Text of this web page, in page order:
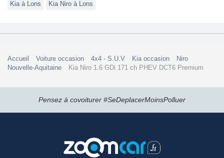
Kia à Lons Kia Niro à Lons
Accueil Voiture occasion 4x4 - S.U.V Kia occasion
Niro
Nouvelle-Aquitaine
Kia Niro 1.6 GDi 171 ch PHEV DCT6 Premium
Pensez à covoiturer #SeDeplacerMoinsPolluer